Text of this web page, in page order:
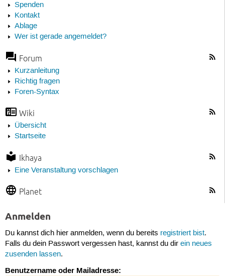
Spenden
Kontakt
Ablage
Wer ist gerade angemeldet?
Forum
Kurzanleitung
Richtig fragen
Foren-Syntax
Wiki
Übersicht
Startseite
Ikhaya
Eine Veranstaltung vorschlagen
Planet
Anmelden
Du kannst dich hier anmelden, wenn du bereits registriert bist.
Falls du dein Passwort vergessen hast, kannst du dir ein neues
zusenden lassen.
Benutzername oder Mailadresse: